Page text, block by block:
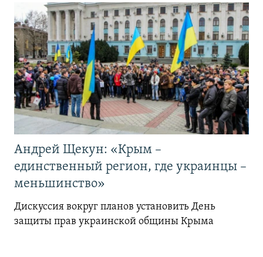
Андрей Щекун: «Крым –
единственный регион, где украинцы –
меньшинство»
Дискуссия вокруг планов установить День
защиты прав украинской общины Крыма